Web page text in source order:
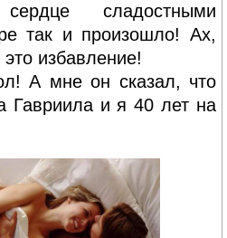
сладостными
так и произошло! Ах,
избавление!
А мне он сказал, что
Гавриила и я 40 лет на